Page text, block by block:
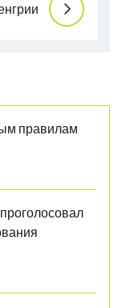
правилам